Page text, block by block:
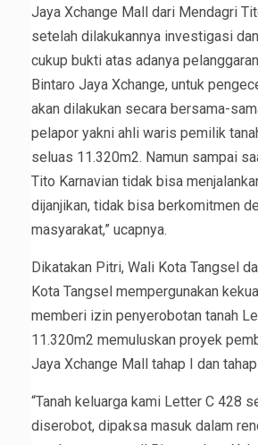
Jaya Xchange Mall dari Mendagri
setelah dilakukannya investigasi
cukup bukti atas adanya
Bintaro Jaya Xchange, untuk
akan dilakukan secara bersama-
pelapor yakni ahli waris pemilik
seluas 11.320m2. Namun sampai
Tito Karnavian tidak bisa
dijanjikan, tidak bisa berkomitmen
masyarakat,” ucapnya.
Dikatakan Pitri, Wali Kota Tangsel
Kota Tangsel mempergunakan
memberi izin penyerobotan tanah
11.320m2 memuluskan proyek
Jaya Xchange Mall tahap I dan
“Tanah keluarga kami Letter C 428
diserobot, dipaksa masuk dalam